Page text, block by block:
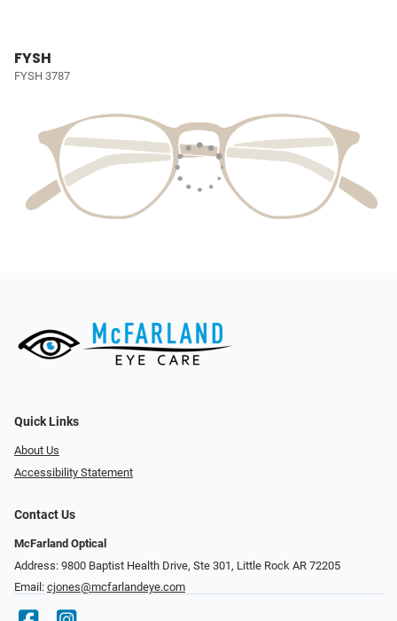
FYSH
FYSH 3787
Quick Links
About Us
Accessibility Statement
Contact Us
McFarland Optical
Address: 9800 Baptist Health Drive, Ste 301, Little Rock AR 72205
Email: cjones@mcfarlandeye.com